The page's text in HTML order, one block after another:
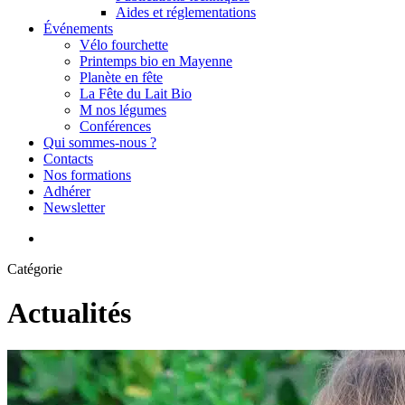
Aides et réglementations
Événements
Vélo fourchette
Printemps bio en Mayenne
Planète en fête
La Fête du Lait Bio
M nos légumes
Conférences
Qui sommes-nous ?
Contacts
Nos formations
Adhérer
Newsletter
Catégorie
Actualités
Un
programme
d’animations